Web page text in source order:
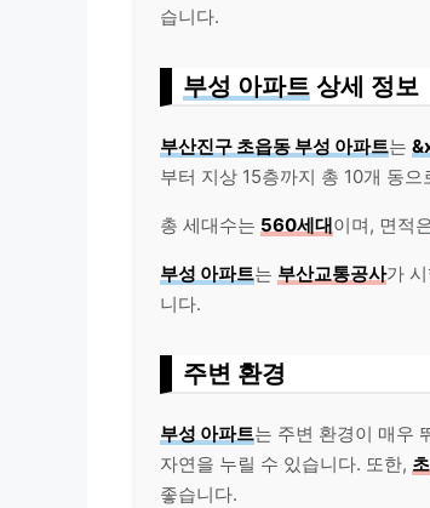
습니다.
부성 아파트 상세 정보
부산진구 초읍동 부성 아파트는
부터 지상 15층까지 총 10개 동
총 세대수는 560세대이며, 면적
부성 아파트는 부산교통공사가
니다.
주변 환경
부성 아파트는 주변 환경이 매우
자연을 누릴 수 있습니다. 또한,
좋습니다.